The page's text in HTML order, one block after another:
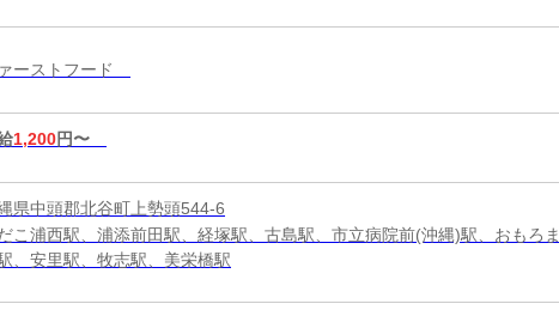
ーストフード
1,200円〜
県中頭郡北谷町上勢頭544-6
こ浦西駅、浦添前田駅、経塚駅、古島駅、市立病院前(沖縄)駅、おもろま
、安里駅、牧志駅、美栄橋駅